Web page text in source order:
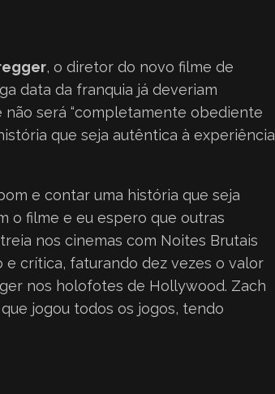
, o diretor do novo filme de
data da franquia já deveriam
será “completamente obediente
que seja autêntica à experiência
e contar uma história que seja
o filme e eu espero que outras
nos cinemas com Noites Brutais
e crítica, faturando dez vezes o valor
nos holofotes de Hollywood. Zach
jogou todos os jogos, tendo